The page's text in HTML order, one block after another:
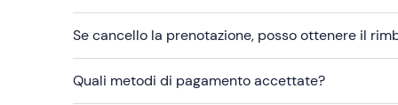
Se cancello la prenotazione, posso ottenere il
Quali metodi di pagamento accettate?